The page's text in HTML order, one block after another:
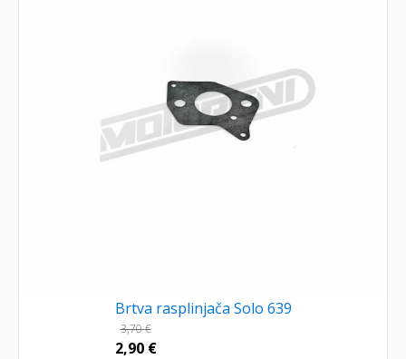
Brtva rasplinjača Solo 639
3,70€
2,90 €